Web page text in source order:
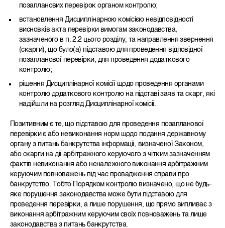
позапланових перевірок органом контролю;
встановлення Дисциплінарною комісією невідповідності
висновків акта перевірки вимогам законодавства,
зазначеного в п. 2.2 цього розділу, та направлення звернення
(скарги), що було(а) підставою для проведення відповідної
позапланової перевірки, для проведення додаткового
контролю;
рішення Дисциплінарної комісії щодо проведення органами
контролю додаткового контролю на підставі заяв та скарг, які
надійшли на розгляд Дисциплінарної комісії.
Позитивним є те, що підставою для проведення позапланової
перевірки є або невиконання норм щодо подання державному
органу з питань банкрутства інформації, визначеної Законом,
або скарги на дії арбітражного керуючого з чітким зазначенням
фактів невиконання або неналежного виконання арбітражним
керуючим повноважень під час провадження справи про
банкрутство. Тобто Порядком контролю визначено, що не будь-
яке порушення законодавства може бути підставою для
проведення перевірки, а лише порушення, що прямо випливає з
виконання арбітражним керуючим своїх повноважень та лише
законодавства з питань банкрутства.